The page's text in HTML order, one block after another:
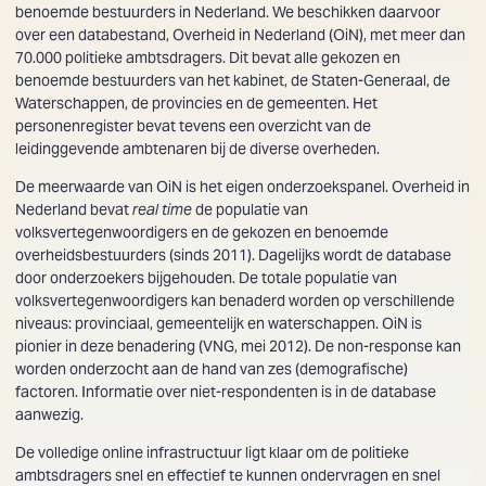
benoemde bestuurders in Nederland. We beschikken daarvoor
over een databestand, Overheid in Nederland (OiN), met meer dan
70.000 politieke ambtsdragers. Dit bevat alle gekozen en
benoemde bestuurders van het kabinet, de Staten-Generaal, de
Waterschappen, de provincies en de gemeenten. Het
personenregister bevat tevens een overzicht van de
leidinggevende ambtenaren bij de diverse overheden.
De meerwaarde van OiN is het eigen onderzoekspanel. Overheid in
Nederland bevatreal timede populatie van
volksvertegenwoordigers en de gekozen en benoemde
overheidsbestuurders (sinds 2011). Dagelijks wordt de database
door onderzoekers bijgehouden. De totale populatie van
volksvertegenwoordigers kan benaderd worden op verschillende
niveaus: provinciaal, gemeentelijk en waterschappen. OiN is
pionier in deze benadering (VNG, mei 2012). De non-response kan
worden onderzocht aan de hand van zes (demografische)
factoren. Informatie over niet-respondenten is in de database
aanwezig.
De volledige online infrastructuur ligt klaar om de politieke
ambtsdragers snel en effectief te kunnen ondervragen en snel